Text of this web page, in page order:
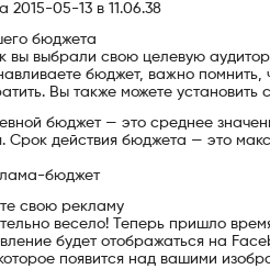
2015-05-13 в 11.06.38
бюджета
вы выбрали свою целевую
бюджет, важно
Вы также можете
бюджет — это среднее
Срок действия бюджета — это
бюджет
свою рекламу
весело! Теперь пришло
будет отображаться на
появится над вашими